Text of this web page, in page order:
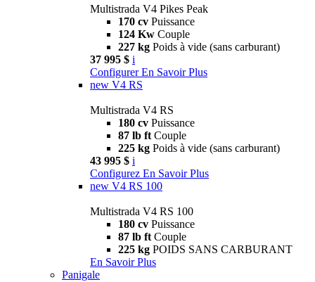
Multistrada V4 Pikes Peak
170 cv Puissance
124 Kw Couple
227 kg Poids à vide (sans carburant)
37 995 $ i
Configurer En Savoir Plus
new V4 RS
Multistrada V4 RS
180 cv Puissance
87 lb ft Couple
225 kg Poids à vide (sans carburant)
43 995 $ i
Configurez En Savoir Plus
new V4 RS 100
Multistrada V4 RS 100
180 cv Puissance
87 lb ft Couple
225 kg POIDS SANS CARBURANT
En Savoir Plus
Panigale